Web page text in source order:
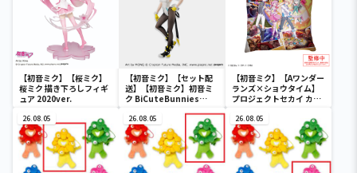
【初音ミク】【桜ミク】
桜ミク 描き下ろしフィギ
ュア 2020ver.
【初音ミク】【セット配
送】【初音ミク】初音ミ
ク BiCuteBunnies
－
【初音ミク】【Aワンダー
ランズ×ショウタイム】
プロジェクトセカイ カラ
音ミク クッションVol.2
26.08.05 26.08.05 26.08.05